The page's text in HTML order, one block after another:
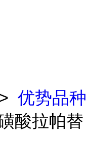
优势品种
酸拉帕替